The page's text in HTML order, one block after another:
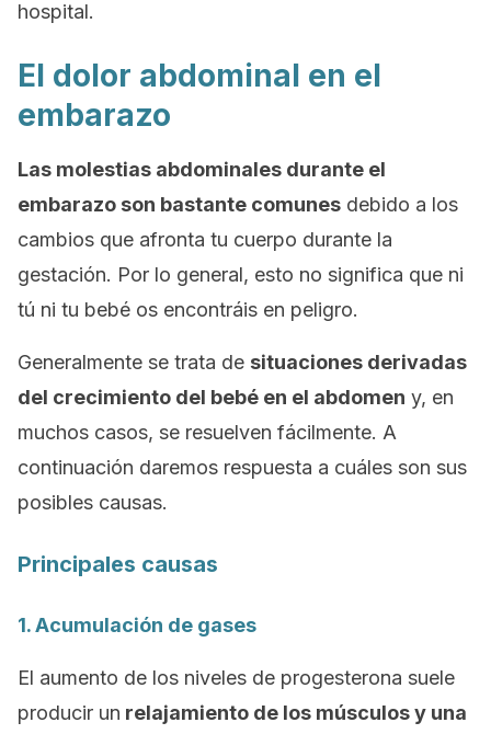
hospital.
El dolor abdominal en el
embarazo
Las molestias abdominales durante el
embarazo son bastante comunes debido a los
cambios que afronta tu cuerpo durante la
gestación. Por lo general, esto no significa que ni
tú ni tu bebé os encontráis en peligro.
Generalmente se trata de situaciones derivadas
del crecimiento del bebé en el abdomen y, en
muchos casos, se resuelven fácilmente. A
continuación daremos respuesta a cuáles son sus
posibles causas.
Principales causas
1. Acumulación de gases
El aumento de los niveles de progesterona suele
producir un relajamiento de los músculos y una